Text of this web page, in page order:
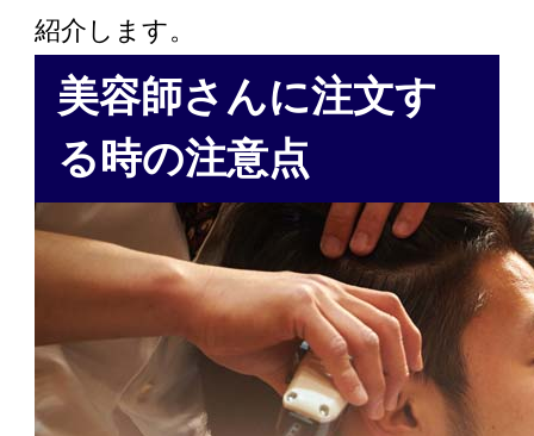
紹介します。
美容師さんに注文す
る時の注意点